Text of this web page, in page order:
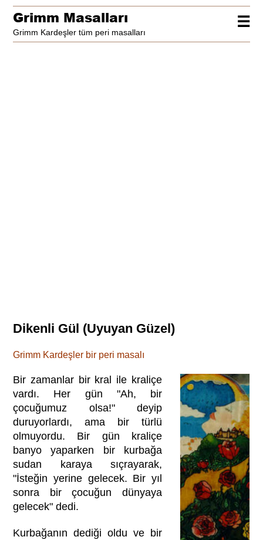
☰
Grimm Masalları
Grimm Kardeşler tüm peri masalları
Dikenli Gül (Uyuyan Güzel)
Grimm Kardeşler bir peri masalı
Bir zamanlar bir kral ile kraliçe
vardı. Her gün "Ah, bir
çocuğumuz olsa!" deyip
duruyorlardı, ama bir türlü
olmuyordu. Bir gün kraliçe
banyo yaparken bir kurbağa
sudan karaya sıçrayarak,
"İsteğin yerine gelecek. Bir yıl
sonra bir çocuğun dünyaya
gelecek" dedi.
Kurbağanın dediği oldu ve bir